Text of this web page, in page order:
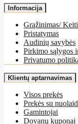
Informacija
Grąžinimas/
Pristatymas
Audinių savybės
Pirkimo sąlygos
Privatumo
Klientų aptarnavimas
Visos prekės
Prekės su
Gamintojai
Dovanų kuponai